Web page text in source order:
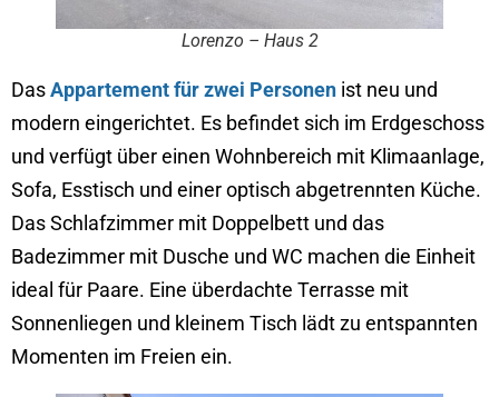
Lorenzo – Haus 2
DasAppartement für zwei Personen ist neu und
modern eingerichtet. Es befindet sich im Erdgeschoss
und verfügt über einen Wohnbereich mit Klimaanlage,
Sofa, Esstisch und einer optisch abgetrennten Küche.
Das Schlafzimmer mit Doppelbett und das
Badezimmer mit Dusche und WC machen die Einheit
ideal für Paare. Eine überdachte Terrasse mit
Sonnenliegen und kleinem Tisch lädt zu entspannten
Momenten im Freien ein.